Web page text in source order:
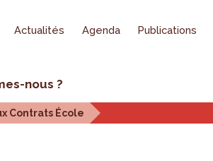
Actualités Agenda Publications
nous ?
Contrats École